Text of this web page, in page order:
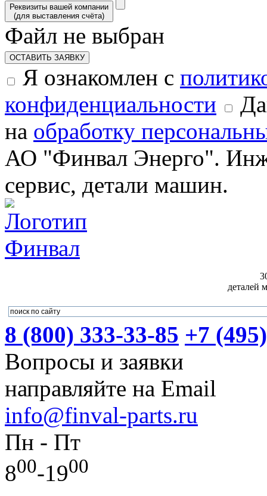
Реквизиты вашей компании
(для выставления счёта)
Файл не выбран
ОСТАВИТЬ ЗАЯВКУ
Я ознакомлен с
конфиденциальности
на обработку
АО "Финвал Энерго".
сервис, детали машин.
деталей
8 (800) 333-33-85 +7
Вопросы и заявки
направляйте на Email
info@finval-parts.ru
Пн - Пт
800-1900